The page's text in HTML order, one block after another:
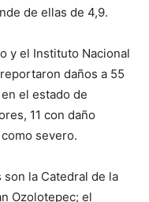
de ellas de 4,9.
y el Instituto Nacional
daños a 55
el estado de
11 con daño
severo.
la Catedral de la
Ozolotepec; el